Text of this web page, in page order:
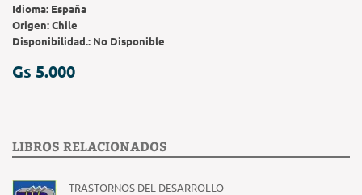
Idioma: España
Origen:Chile
Disponibilidad.: No Disponible
Gs 5.000
LIBROS RELACIONADOS
TRASTORNOS DEL DESARROLLO